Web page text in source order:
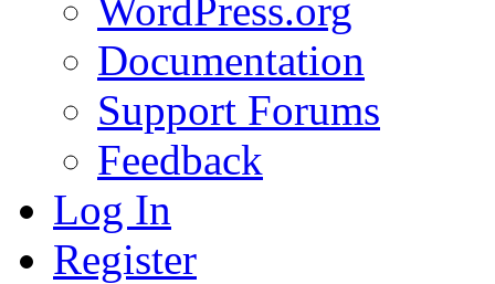
WordPress.org
Documentation
Support Forums
Feedback
Log In
Register